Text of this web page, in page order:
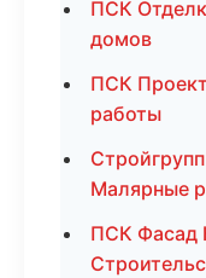
ПСК
домов
ПСК
работы
Малярные
ПСК Фасад